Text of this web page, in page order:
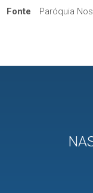
Fonte Paróquia